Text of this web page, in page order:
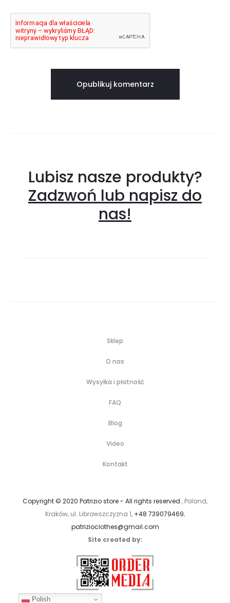
Lubisz nasze produkty?
Zadzwoń lub napisz do
nas!
Sklep
O nas
Wysyłka i płatność
FAQ
Blog
Video
Kontakt
Copyright © 2020 Patrizio store - All rights reserved , Poland,
Kraków, ul. Librowszczyzna 1, +48 739079469,
patrizioclothes@gmail.com
Site created by:
Polish